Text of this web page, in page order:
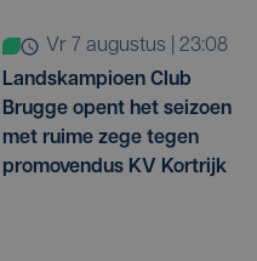
vr 7 augustus | 23:08
Landskampioen Club
Brugge opent het seizoen
met ruime zege tegen
promovendus KV Kortrijk